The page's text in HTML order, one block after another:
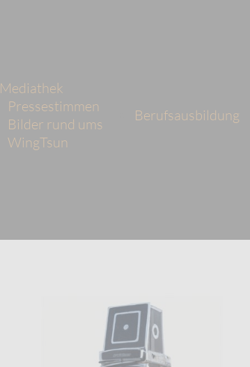
Mediathek
Pressestimmen
Bilder rund ums
WingTsun
Berufsausbildung